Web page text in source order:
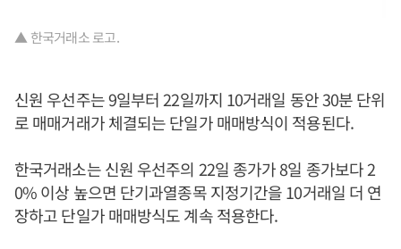
▲ 한국거래소 로고.
신원 우선주는 9일부터 22일까지 10거래일 동안 30분 단위
로 매매거래가 체결되는 단일가 매매방식이 적용된다.
한국거래소는 신원 우선주의 22일 종가가 8일 종가보다 2
0% 이상 높으면 단기과열종목 지정기간을 10거래일 더 연
장하고 단일가 매매방식도 계속 적용한다.